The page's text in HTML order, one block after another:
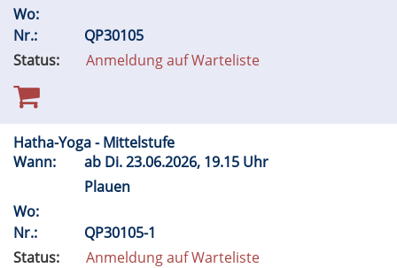
Wo:
Nr.:
QP30105
Status:
Anmeldung auf Warteliste
Hatha-Yoga - Mittelstufe
Wann:
ab Di.23.06.2026, 19.15 Uhr
Plauen
Wo:
Nr.:
QP30105-1
Status:
Anmeldung auf Warteliste